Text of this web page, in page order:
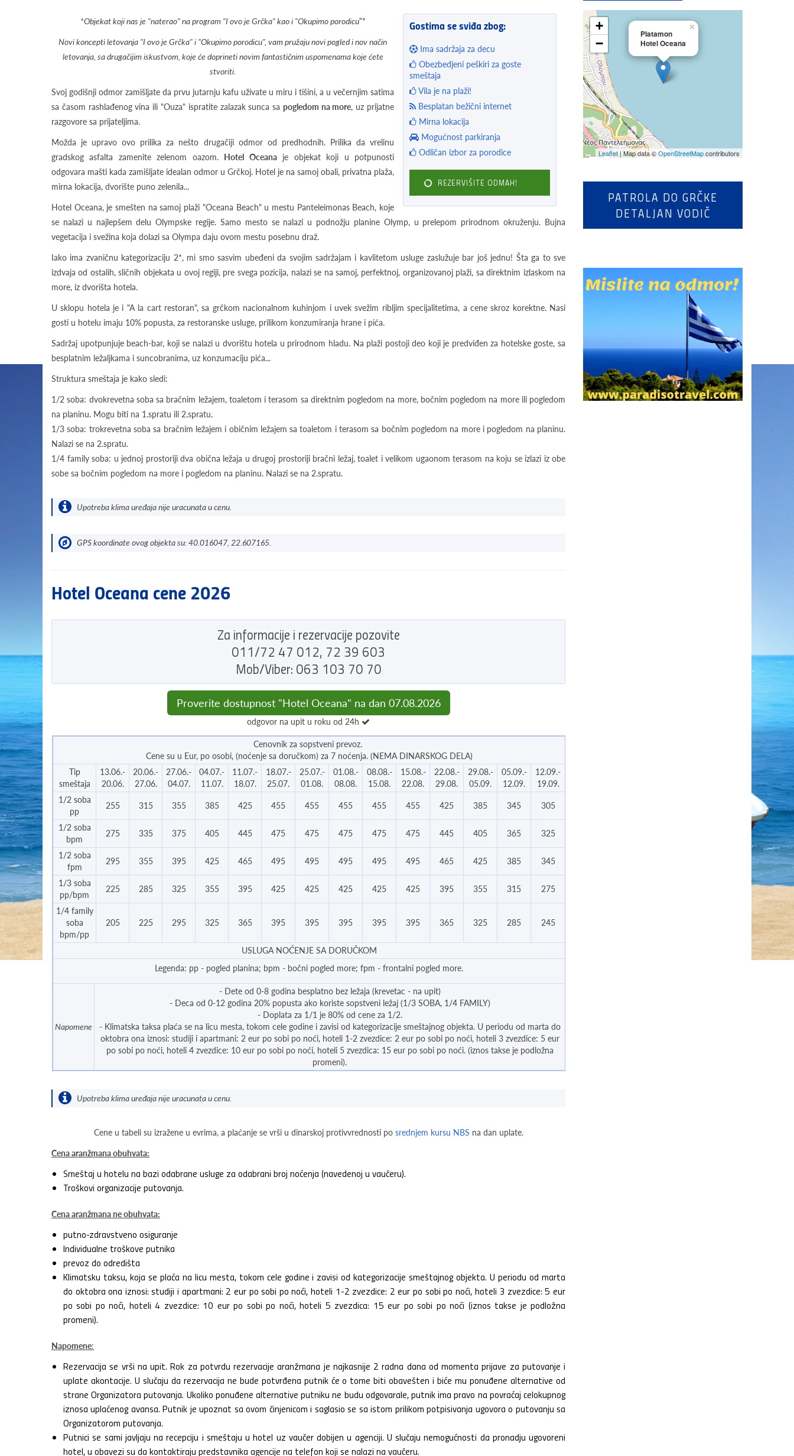
Gostima se sviđa zbog:
Ima sadržaja za decu
Obezbedjeni peškiri za goste
smeštaja
Vila je na plaži!
Besplatan bežični internet
Mirna lokacija
Mogućnost parkiranja
Odličan izbor za porodice
REZERVIŠITE ODMAH!
*Objekat koji nas je "naterao" na program "I ovo je Grčka" kao i "Okupimo porodicu"*
Novi koncepti letovanja "I ovo je Grčka" i "Okupimo porodicu", vam pružaju novi pogled i nov način
letovanja, sa drugačijim iskustvom, koje će doprineti novim fantastičnim uspomenama koje ćete
stvoriti.
Svoj godišnji odmor zamišljate da prvu jutarnju kafu uživate u miru i tišini, a u večernjim satima
sa časom rashlađenog vina ili "Ouza" ispratite zalazak sunca sa pogledom na more, uz prijatne
razgovore sa prijateljima.
Možda je upravo ovo prilika za nešto drugačiji odmor od predhodnih. Prilika da vrelinu
gradskog asfalta zamenite zelenom oazom. Hotel Oceanaje objekat koji u potpunosti
odgovara mašti kada zamišljate idealan odmor u Grčkoj. Hotel je na samoj obali, privatna plaža,
mirna lokacija, dvorište puno zelenila...
Hotel Oceana, je smešten na samoj plaži "Oceana Beach" u mestu Panteleimonas Beach, koje
se nalazi u najlepšem delu Olympske regije. Samo mesto se nalazi u podnožju planine Olymp, u prelepom prirodnom okruženju. Bujna
vegetacija i svežina koja dolazi sa Olympa daju ovom mestu posebnu draž.
Iako ima zvaničnu kategorizaciju 2*, mi smo sasvim ubeđeni da svojim sadržajam i kavlitetom usluge zaslužuje bar još jednu! Šta ga to sve
izdvaja od ostalih, sličnih objekata u ovoj regiji, pre svega pozicija, nalazi se na samoj, perfektnoj, organizovanoj plaži, sa direktnim izlaskom na
more, iz dvorišta hotela.
U sklopu hotela je i "A la cart restoran", sa grčkom nacionalnom kuhinjom i uvek svežim ribljim specijalitetima, a cene skroz korektne. Nasi
gosti u hotelu imaju 10% popusta, za restoranske usluge, prilikom konzumiranja hrane i pića.
Sadržaj upotpunjuje beach-bar, koji se nalazi u dvorištu hotela u prirodnom hladu. Na plaži postoji deo koji je predviđen za hotelske goste, sa
besplatnim ležaljkama i suncobranima, uz konzumaciju pića...
Struktura smeštaja je kako sledi:
1/2 soba: dvokrevetna soba sa bračnim ležajem, toaletom i terasom sa direktnim pogledom na more, bočnim pogledom na more ili pogledom
na planinu. Mogu biti na 1.spratu ili 2.spratu.
1/3 soba: trokrevetna soba sa bračnim ležajem i običnim ležajem sa toaletom i terasom sa bočnim pogledom na more i pogledom na planinu.
Nalazi se na 2.spratu.
1/4 family soba: u jednoj prostoriji dva obična ležaja u drugoj prostoriji bračni ležaj, toalet i velikom ugaonom terasom na koju se izlazi iz obe
sobe sa bočnim pogledom na more i pogledom na planinu. Nalazi se na 2.spratu.
Upotreba klima uređaja nije uracunata u cenu.
GPS koordinate ovog objekta su: 40.016047, 22.607165.
Hotel Oceana cene 2026
Za informacije i rezervacije pozovite
011/72 47 012, 72 39 603
Mob/Viber: 063 103 70 70
Proverite dostupnost "Hotel Oceana" na dan 07.08.2026
odgovor na upit u roku od 24h
Cenovnik za sopstveni prevoz.
Cene su u Eur, po osobi, (noćenje sa doručkom) za 7 noćenja. (NEMA DINARSKOG DELA)
Tip
smeštaja
13.06.-
20.06.
20.06.-
27.06.
27.06.-
04.07.
04.07.-
11.07.
11.07.-
18.07.
18.07.-
25.07.
25.07.-
01.08.
01.08.-
08.08.
08.08.-
15.08.
15.08.-
22.08.
22.08.-
29.08.
29.08.-
05.09.
05.09.-
12.09.
12.09.-
19.09.
1/2 soba
pp
255 315 355 385 425 455 455 455 455 455 425 385 345 305
1/2 soba
bpm
275 335 375 405 445 475 475 475 475 475 445 405 365 325
1/2 soba
fpm
295 355 395 425 465 495 495 495 495 495 465 425 385 345
1/3 soba
pp/bpm
225 285 325 355 395 425 425 425 425 425 395 355 315 275
1/4 family
soba
bpm/pp
205 225 295 325 365 395 395 395 395 395 365 325 285 245
USLUGA NOĆENJE SA DORUČKOM
Legenda: pp - pogled planina; bpm - bočni pogled more; fpm - frontalni pogled more.
Napomene
- Dete od 0-8 godina besplatno bez ležaja (krevetac - na upit)
- Deca od 0-12 godina 20% popusta ako koriste sopstveni ležaj (1/3 SOBA, 1/4 FAMILY)
- Doplata za 1/1 je 80% od cene za 1/2.
- Klimatska taksa plaća se na licu mesta, tokom cele godine i zavisi od kategorizacije smeštajnog objekta. U periodu od marta do
oktobra ona iznosi: studiji i apartmani: 2 eur po sobi po noći, hoteli 1-2 zvezdice: 2 eur po sobi po noći, hoteli 3 zvezdice: 5 eur
po sobi po noći, hoteli 4 zvezdice: 10 eur po sobi po noći, hoteli 5 zvezdica: 15 eur po sobi po noći. (iznos takse je podložna
promeni).
Upotreba klima uređaja nije uracunata u cenu.
Cene u tabeli su izražene u evrima, a plaćanje se vrši u dinarskoj protivvrednosti po srednjem kursu NBS na dan uplate.
Cena aranžmana obuhvata:
Smeštaj u hotelu na bazi odabrane usluge za odabrani broj noćenja (navedenoj u vaučeru).
Troškovi organizacije putovanja.
Cena aranžmana ne obuhvata:
putno-zdravstveno osiguranje
Individualne troškove putnika
prevoz do odredišta
Klimatsku taksu, koja se plaća na licu mesta, tokom cele godine i zavisi od kategorizacije smeštajnog objekta. U periodu od marta
do oktobra ona iznosi: studiji i apartmani: 2 eur po sobi po noći, hoteli 1-2 zvezdice: 2 eur po sobi po noći, hoteli 3 zvezdice: 5 eur
po sobi po noći, hoteli 4 zvezdice: 10 eur po sobi po noći, hoteli 5 zvezdica: 15 eur po sobi po noći (iznos takse je podložna
promeni).
Napomene:
Rezervacija se vrši na upit. Rok za potvrdu rezervacije aranžmana je najkasnije 2 radna dana od momenta prijave za putovanje i
uplate akontacije. U slučaju da rezervacija ne bude potvrđena putnik će o tome biti obavešten i biće mu ponuđene alternative od
strane Organizatora putovanja. Ukoliko ponuđene alternative putniku ne budu odgovarale, putnik ima pravo na povraćaj celokupnog
iznosa uplaćenog avansa. Putnik je upoznat sa ovom činjenicom i saglasio se sa istom prilikom potpisivanja ugovora o putovanju sa
Organizatorom putovanja.
Putnici se sami javljaju na recepciju i smeštaju u hotel uz vaučer dobijen u agenciji. U slučaju nemogućnosti da pronadju ugovoreni
hotel, u obavezi su da kontaktiraju predstavnika agencije na telefon koji se nalazi na vaučeru.
Platamon
Hotel Oceana
×
+
−
Leaflet| Map data ©OpenStreetMapcontributors
PATROLA DO GRČKE
DETALJAN VODIČ